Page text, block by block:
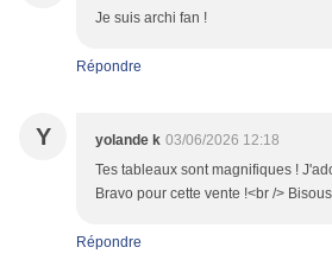
Je suis archi fan !
Répondre
Y yolande k 03/06/2026 12:18
Tes tableaux sont magnifiques !
Bravo pour cette vente !<br /> Bisous
Répondre